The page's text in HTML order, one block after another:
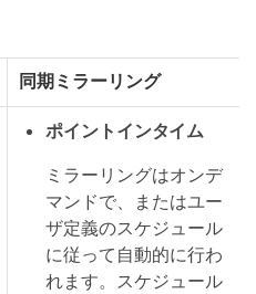
同期ミラーリング
ポイントインタイム
ミラーリングはオンデ
マンドで、またはユー
ザ定義のスケジュール
に従って自動的に行わ
れます。スケジュール